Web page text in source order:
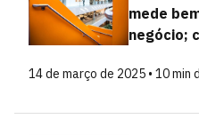
mede
negócio;
14 de março de 2025 • 10 min